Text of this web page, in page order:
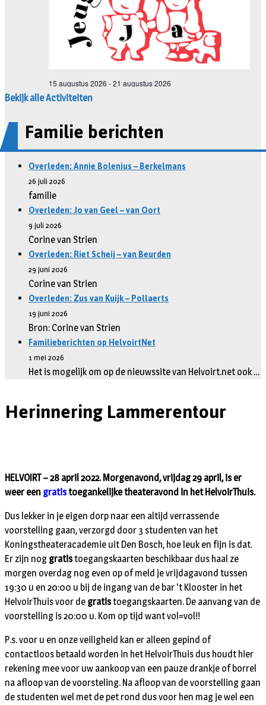
Bekijk alle Activiteiten
Familie berichten
Overleden: Annie Bolenius – Berkelmans
26 juli 2026
familie
Overleden: Jo van Geel – van Oort
9 juli 2026
Corine van Strien
Overleden: Riet Scheij – van Beurden
29 juni 2026
Corine van Strien
Overleden: Zus van Kuijk – Pollaerts
19 juni 2026
Bron: Corine van Strien
Familieberichten op HelvoirtNet
1 mei 2026
Het is mogelijk om op de nieuwssite van Helvoirt.net ook …
Herinnering Lammerentour
HELVOIRT – 28 april 2022. Morgenavond, vrijdag 29 april, is er
weer een gratistoegankelijke theateravond in het HelvoirThuis.
Dus lekker in je eigen dorp naar een altijd verrassende
voorstelling gaan, verzorgd door 3 studenten van het
Koningstheateracademie uit Den Bosch, hoe leuk en fijn is dat.
Er zijn nog gratistoegangskaarten beschikbaar dus haal ze
morgen overdag nog even op of meld je vrijdagavond tussen
19:30 u en 20:00 u bij de ingang van de bar ‘t Klooster in het
HelvoirThuis voor de gratistoegangskaarten. De aanvang van de
voorstelling is 20:00 u. Kom op tijd want vol=vol!!
P.s. voor u en onze veiligheid kan er alleen gepind of
contactloos betaald worden in het HelvoirThuis dus houdt hier
rekening mee voor uw aankoop van een pauze drankje of borrel
na afloop van de voorsteling. Na afloop van de voorstelling gaan
de studenten wel met de pet rond dus voor hen mag je wel een